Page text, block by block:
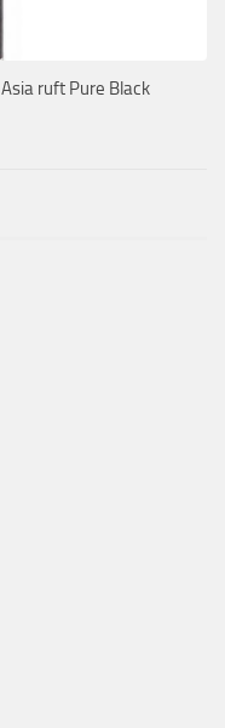
ruft Pure Black